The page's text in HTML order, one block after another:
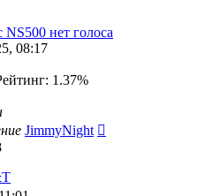
нет голоса
08:17
1.37%
JimmyNight